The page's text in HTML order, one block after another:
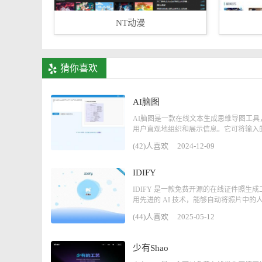
NT动漫
猜你喜欢
AI脑图
AI脑图是一款在线文本生成思维导图工具
用户直观地组织和展示信息。它可将输入
(42)人喜欢 2024-12-09
IDIFY
IDIFY 是一款免费开源的在线证件照生成
用先进的 AI 技术，能够自动将照片中的
(44)人喜欢 2025-05-12
少有Shao